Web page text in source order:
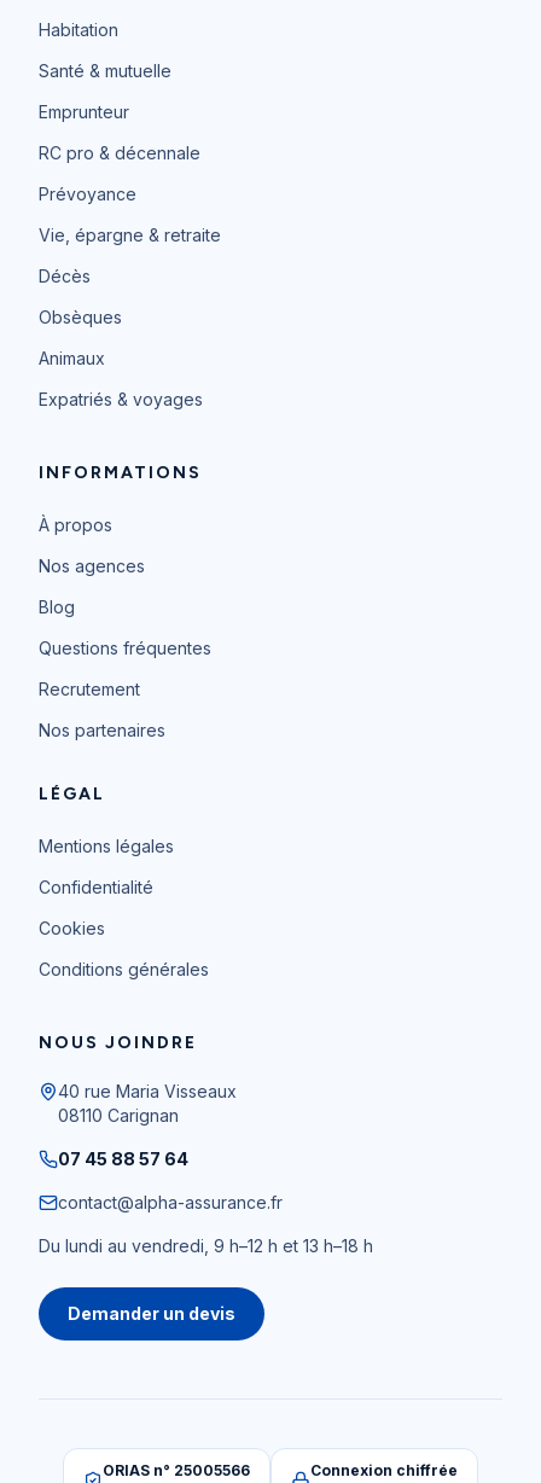
Habitation
Santé & mutuelle
Emprunteur
RC pro & décennale
Prévoyance
Vie, épargne & retraite
Décès
Obsèques
Animaux
Expatriés & voyages
INFORMATIONS
À propos
Nos agences
Blog
Questions fréquentes
Recrutement
Nos partenaires
LÉGAL
Mentions légales
Confidentialité
Cookies
Conditions générales
NOUS JOINDRE
40 rue Maria Visseaux
08110 Carignan
07 45 88 57 64
contact@alpha-assurance.fr
Du lundi au vendredi, 9 h–12 h et 13 h–18 h
Demander un devis
ORIAS n° 25005566
Connexion chiffrée